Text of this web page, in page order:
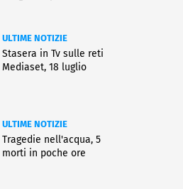
ULTIME NOTIZIE
Stasera in Tv sulle reti
Mediaset, 18 luglio
ULTIME NOTIZIE
Tragedie nell'acqua, 5
morti in poche ore